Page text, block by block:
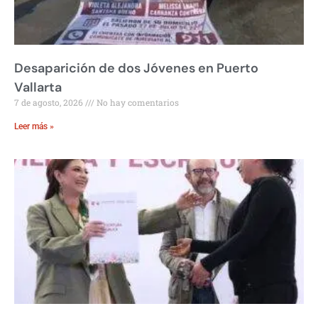
Desaparición de dos Jóvenes en Puerto
Vallarta
7 de agosto, 2026 No hay comentarios
Leer más »